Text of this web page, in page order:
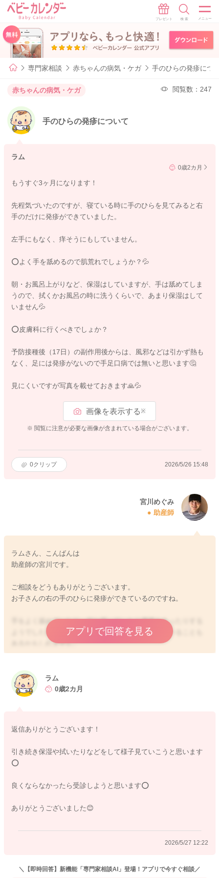
専門家相談 赤ちゃんの病気・ケガ 手のひらの発疹につ
赤ちゃんの病気・ケガ 閲覧数：247
手のひらの発疹について
ラム
0歳2カ月
もうすぐ3ヶ月になります！
先程気づいたのですが、寝ている時に手のひらを見てみると右
手のだけに発疹ができていました。
左手にもなく、痒そうにもしていません。
️⭕️よく手を舐めるので肌荒れでしょうか？💦
朝・お風呂上がりなど、保湿はしていますが、手は舐めてしま
うので、拭くかお風呂の時に洗うくらいで、あまり保湿はして
いません💦
️⭕️皮膚科に行くべきでしょか？
予防接種後（17日）の副作用後からは、風邪などは引かず熱も
なく、足には発疹がないので手足口病では無いと思います️🤔
見にくいですが写真を載せておきます🙏💦
画像を表示する※
※ 閲覧に注意が必要な画像が含まれている場合がございます。
0クリップ 2026/5/26 15:48
宮川めぐみ
助産師
ラムさん、こんばんは
助産師の宮川です。
ご相談をどうもありがとうございます。
お子さんの右の手のひらに発疹ができているのですね。
手をよく舐めていたり、何か握っていたり摩擦もあったりする
ようでしたら、その影響もあって、発疹が見られていることも
あるかもしれません。
清潔に保つようにしてあげてみるといいかもしれません。
は、受診をなさってみてください。
アプリで回答を見る
ラム
0歳2カ月
返信ありがとうございます！
引き続き保湿や拭いたりなどをして様子見ていこうと思います️
⭕️
良くならなかったら受診しようと思います️⭕️
ありがとうございました😊
2026/5/27 12:22
＼【即時回答】新機能「専門家相談AI」登場！アプリで今すぐ相談／